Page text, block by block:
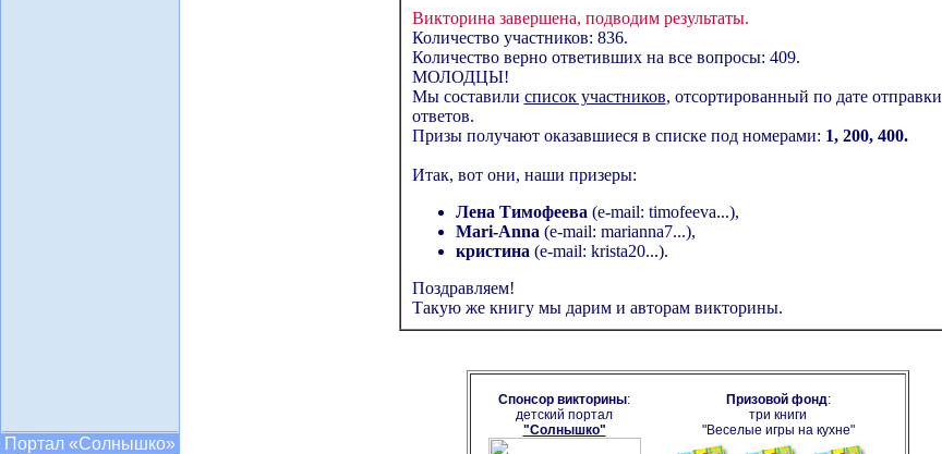
Портал «Солнышко»
Викторина завершена, подводим результаты.
Количество участников: 836.
Количество верно ответивших на все вопросы: 409.
МОЛОДЦЫ!
Мы составили список участников, отсортированный по дате отправки
ответов.
Призы получают оказавшиеся в списке под номерами: 1, 200, 400.
Итак, вот они, наши призеры:
Лена Тимофеева (e-mail: timofeeva...),
Mari-Anna (e-mail: marianna7...),
кристина (e-mail: krista20...).
Поздравляем!
Такую же книгу мы дарим и авторам викторины.
Спонсор викторины:
детский портал
"Солнышко"
Призовой фонд:
три книги
"Веселые игры на кухне"